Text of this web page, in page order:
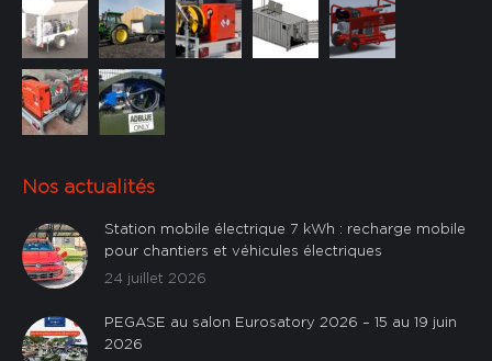
Nos actualités
Station mobile électrique 7 kWh : recharge mobile
pour chantiers et véhicules électriques
24 juillet 2026
PEGASE au salon Eurosatory 2026 – 15 au 19 juin
2026